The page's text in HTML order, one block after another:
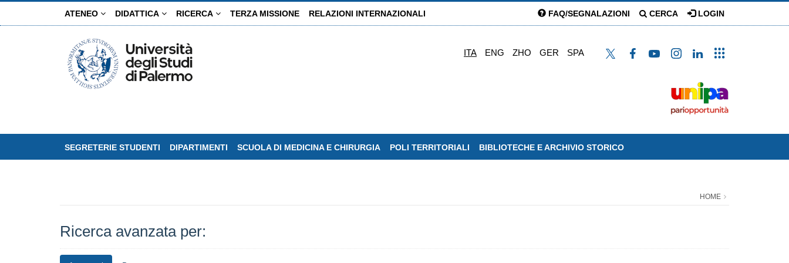
ATENEO DIDATTICA RICERCA TERZA MISSIONE RELAZIONI INTERNAZIONALI FAQ/SEGNALAZIONI CERCA LOGIN
ITA ENG ZHO GER SPA
SEGRETERIE STUDENTI DIPARTIMENTI SCUOLA DI MEDICINA E CHIRURGIA POLI TERRITORIALI BIBLIOTECHE E ARCHIVIO STORICO
HOME
Ricerca avanzata per: